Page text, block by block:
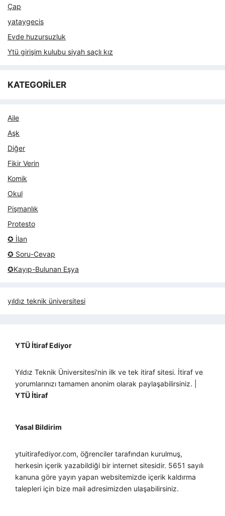
Çap
yataygecis
Evde huzursuzluk
Ytü girişim kulubu siyah saçlı kız
KATEGORİLER
Aile
Aşk
Diğer
Fikir Verin
Komik
Okul
Pişmanlık
Protesto
✪ İlan
✪ Soru-Cevap
✪Kayıp-Bulunan Eşya
yıldız teknik üniversitesi
YTÜ İtiraf Ediyor
Yıldız Teknik Üniversitesi'nin ilk ve tek itiraf sitesi. İtiraf ve
yorumlarınızı tamamen anonim olarak paylaşabilirsiniz. |
YTÜ İtiraf
Yasal Bildirim
ytuitirafediyor.com, öğrenciler tarafından kurulmuş,
herkesin içerik yazabildiği bir internet sitesidir. 5651 sayılı
kanuna göre yayın yapan websitemizde içerik kaldırma
talepleri için bize mail adresimizden ulaşabilirsiniz.